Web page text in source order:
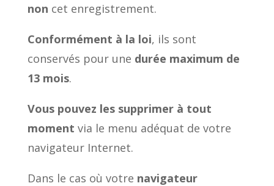
non cet enregistrement.
Conformément à la loi, ils sont
conservés pour une durée maximum de
13 mois.
Vous pouvez les supprimer à tout
moment via le menu adéquat de votre
navigateur Internet.
Dans le cas où votre navigateur